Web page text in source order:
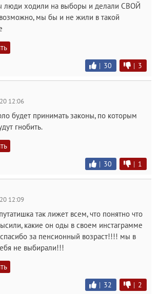
люди ходили на выборы и делали СВОЙ
мы бы и не жили в такой
| 30 | 3
12:06
будет принимать законы, по которым
гнобить.
| 30 | 1
12:09
так лижет всем, что понятно что
какие он оды в своем инстаграмме
за пенсионный возраст!!!! мы в
не выбирали!!!
| 32 | 2